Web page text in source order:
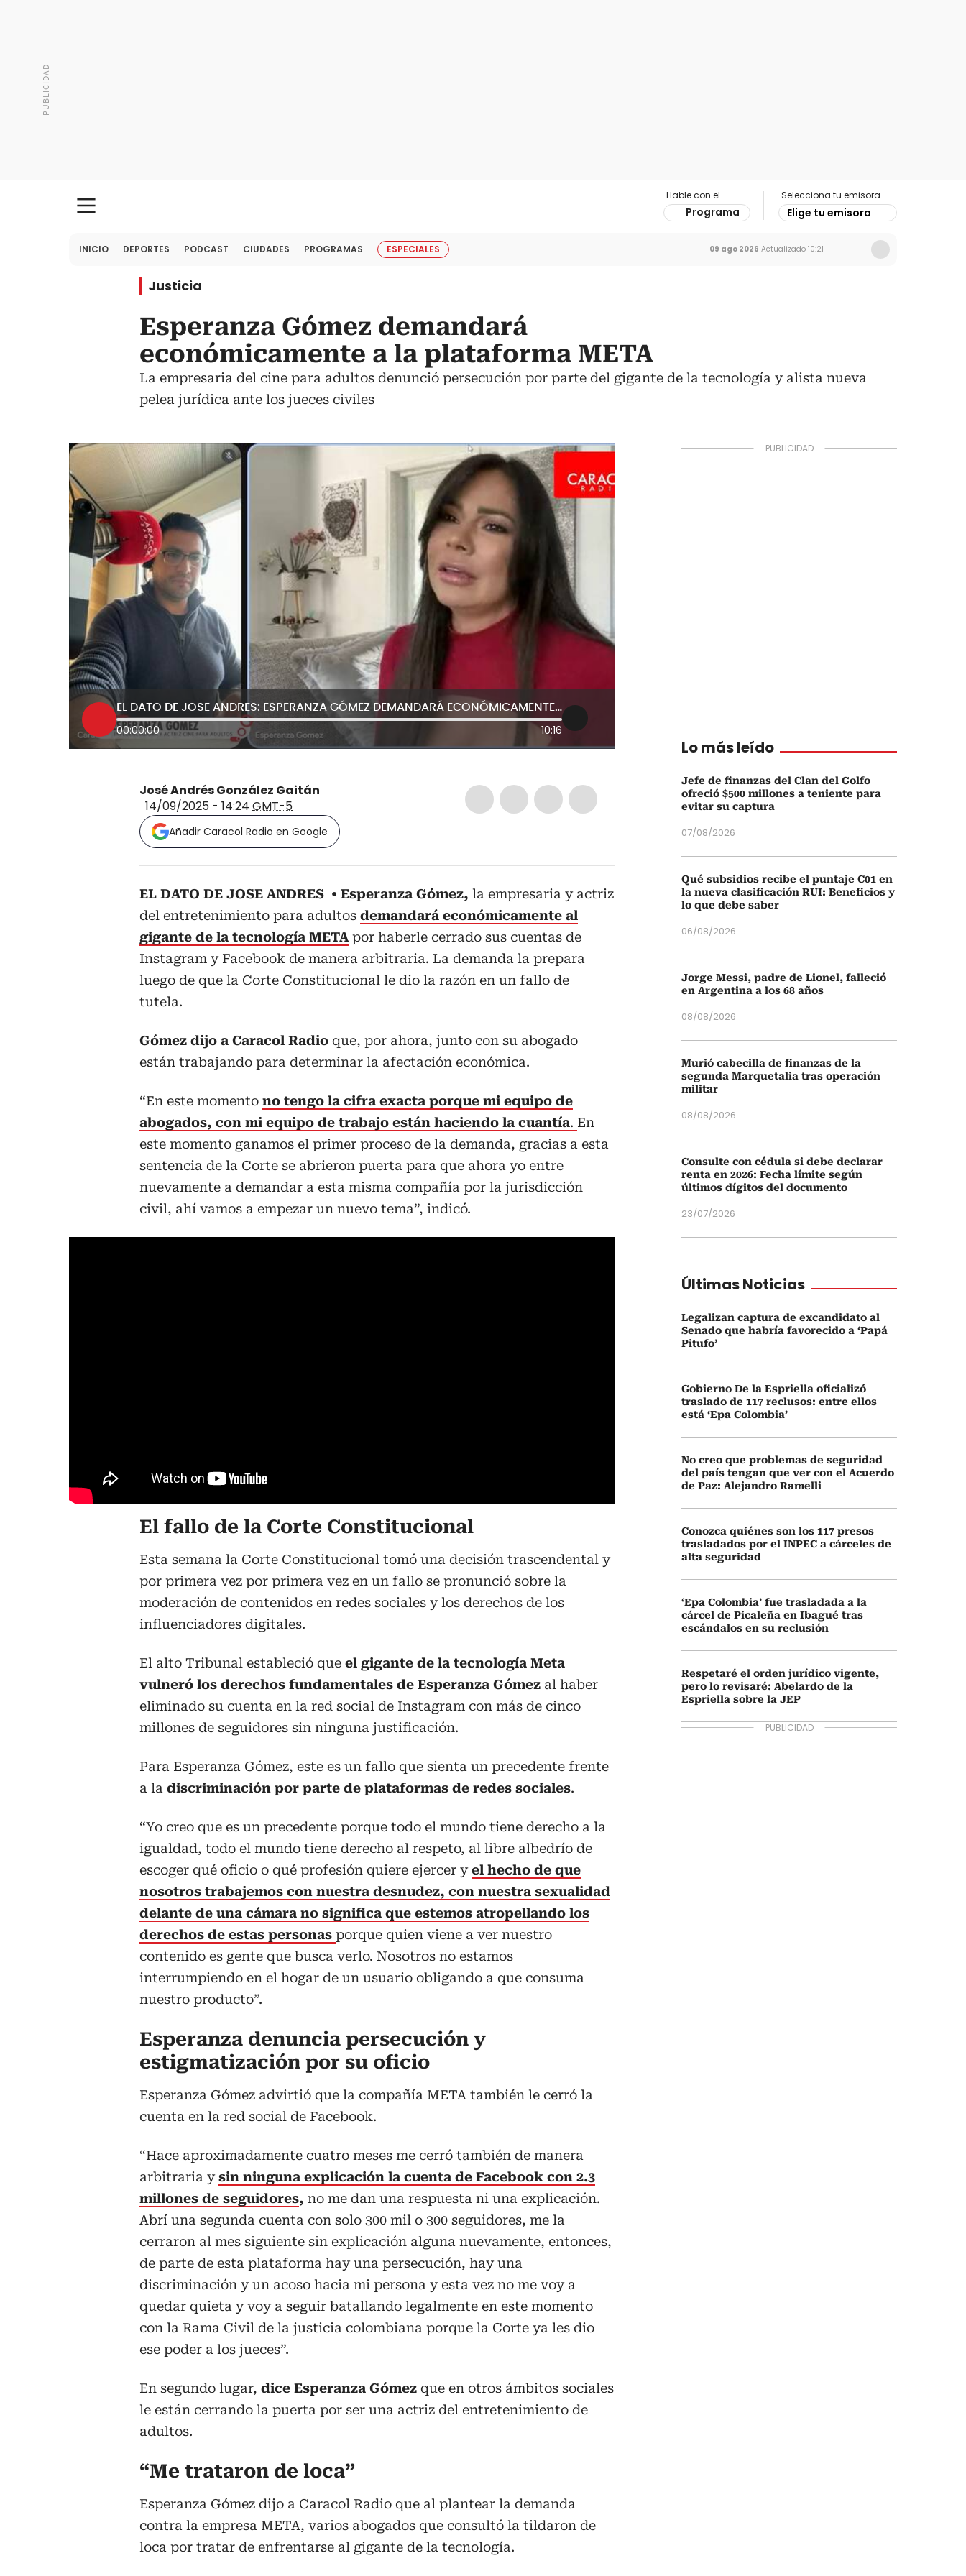
Hable con el
Programa
Selecciona tu emisora
Elige tu emisora
INICIO DEPORTES PODCAST CIUDADES PROGRAMAS ESPECIALES 09 ago 2026 Actualizado 10:21
Justicia
Esperanza Gómez demandará
económicamente a la plataforma META
La empresaria del cine para adultos denunció persecución por parte del gigante de la tecnología y alista nueva
pelea jurídica ante los jueces civiles
EL DATO DE JOSE ANDRES: ESPERANZA GÓMEZ DEMANDARÁ ECONÓMICAMENTE A LA PLATAFORMA META
00:00:00 10:16
José Andrés González Gaitán
14/09/2025 - 14:24 GMT-5
Añadir Caracol Radio en Google
EL DATO DE JOSE ANDRES Esperanza Gómez, la empresaria y actriz
del entretenimiento para adultos demandará económicamente al
gigante de la tecnología METApor haberle cerrado sus cuentas de
Instagram y Facebook de manera arbitraria. La demanda la prepara
luego de que la Corte Constitucional le dio la razón en un fallo de
tutela.
Gómez dijo a Caracol Radio que, por ahora, junto con su abogado
están trabajando para determinar la afectación económica.
“En este momento no tengo la cifra exacta porque mi equipo de
abogados, con mi equipo de trabajo están haciendo la cuantía. En
este momento ganamos el primer proceso de la demanda, gracias a esta
sentencia de la Corte se abrieron puerta para que ahora yo entre
nuevamente a demandar a esta misma compañía por la jurisdicción
civil, ahí vamos a empezar un nuevo tema”, indicó.
El fallo de la Corte Constitucional
Esta semana la Corte Constitucional tomó una decisión trascendental y
por primera vez por primera vez en un fallo se pronunció sobre la
moderación de contenidos en redes sociales y los derechos de los
influenciadores digitales.
El alto Tribunal estableció que el gigante de la tecnología Meta
vulneró los derechos fundamentales de Esperanza Gómez al haber
eliminado su cuenta en la red social de Instagram con más de cinco
millones de seguidores sin ninguna justificación.
Para Esperanza Gómez, este es un fallo que sienta un precedente frente
a la discriminación por parte de plataformas de redes sociales.
“Yo creo que es un precedente porque todo el mundo tiene derecho a la
igualdad, todo el mundo tiene derecho al respeto, al libre albedrío de
escoger qué oficio o qué profesión quiere ejercer yel hecho de que
nosotros trabajemos con nuestra desnudez, con nuestra sexualidad
delante de una cámara no significa que estemos atropellando los
derechos de estas personas porque quien viene a ver nuestro
contenido es gente que busca verlo. Nosotros no estamos
interrumpiendo en el hogar de un usuario obligando a que consuma
nuestro producto”.
Esperanza denuncia persecución y
estigmatización por su oficio
Esperanza Gómez advirtió que la compañía META también le cerró la
cuenta en la red social de Facebook.
“Hace aproximadamente cuatro meses me cerró también de manera
arbitraria ysin ninguna explicación la cuenta de Facebook con 2.3
millones de seguidores, no me dan una respuesta ni una explicación.
Abrí una segunda cuenta con solo 300 mil o 300 seguidores, me la
cerraron al mes siguiente sin explicación alguna nuevamente, entonces,
de parte de esta plataforma hay una persecución, hay una
discriminación y un acoso hacia mi persona y esta vez no me voy a
quedar quieta y voy a seguir batallando legalmente en este momento
con la Rama Civil de la justicia colombiana porque la Corte ya les dio
ese poder a los jueces”.
En segundo lugar, dice Esperanza Gómez que en otros ámbitos sociales
le están cerrando la puerta por ser una actriz del entretenimiento de
adultos.
“Me trataron de loca”
Esperanza Gómez dijo a Caracol Radio que al plantear la demanda
contra la empresa META, varios abogados que consultó la tildaron de
loca por tratar de enfrentarse al gigante de la tecnología.
Lo más leído
Jefe de finanzas del Clan del Golfo
ofreció $500 millones a teniente para
evitar su captura
07/08/2026
Qué subsidios recibe el puntaje C01 en
la nueva clasificación RUI: Beneficios y
lo que debe saber
06/08/2026
Jorge Messi, padre de Lionel, falleció
en Argentina a los 68 años
08/08/2026
Murió cabecilla de finanzas de la
segunda Marquetalia tras operación
militar
08/08/2026
Consulte con cédula si debe declarar
renta en 2026: Fecha límite según
últimos dígitos del documento
23/07/2026
Últimas Noticias
Legalizan captura de excandidato al
Senado que habría favorecido a ‘Papá
Pitufo’
Gobierno De la Espriella oficializó
traslado de 117 reclusos: entre ellos
está ‘Epa Colombia’
No creo que problemas de seguridad
del país tengan que ver con el Acuerdo
de Paz: Alejandro Ramelli
Conozca quiénes son los 117 presos
trasladados por el INPEC a cárceles de
alta seguridad
‘Epa Colombia’ fue trasladada a la
cárcel de Picaleña en Ibagué tras
escándalos en su reclusión
Respetaré el orden jurídico vigente,
pero lo revisaré: Abelardo de la
Espriella sobre la JEP